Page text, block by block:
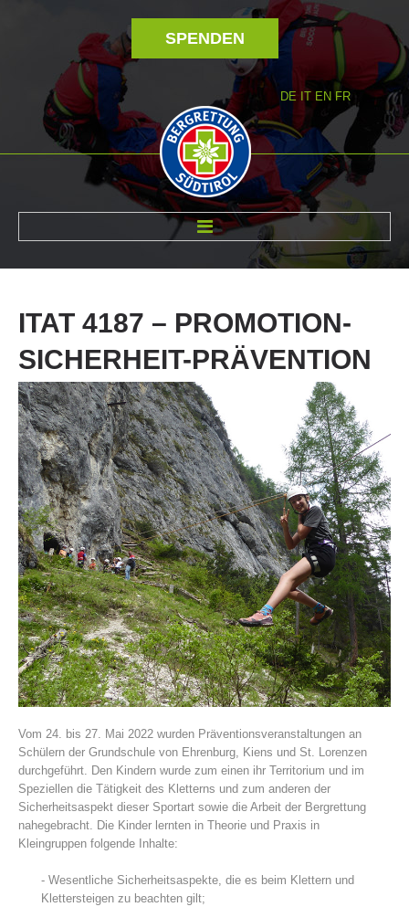
SPENDEN
DE IT EN FR
Vereinsgeschichte
ITAT 4187 – PROMOTION-
SICHERHEIT-PRÄVENTION
Vom 24. bis 27. Mai 2022 wurden Präventionsveranstaltungen an
Schülern der Grundschule von Ehrenburg, Kiens und St. Lorenzen
durchgeführt. Den Kindern wurde zum einen ihr Territorium und im
Speziellen die Tätigkeit des Kletterns und zum anderen der
Sicherheitsaspekt dieser Sportart sowie die Arbeit der Bergrettung
nahegebracht. Die Kinder lernten in Theorie und Praxis in
Kleingruppen folgende Inhalte:
- Wesentliche Sicherheitsaspekte, die es beim Klettern und
Klettersteigen zu beachten gilt;